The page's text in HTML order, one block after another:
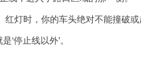
红灯时，你的车头绝对不能撞破
‘停止线以外’。